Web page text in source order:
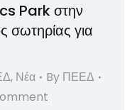
Park στην
σωτηρίας για
, Νέα By ΠΕΕΔ